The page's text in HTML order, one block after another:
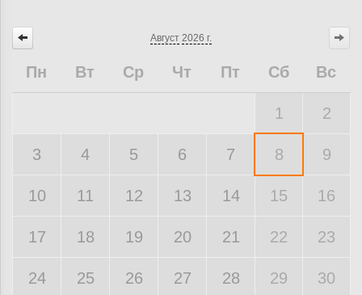
Август 2026 г.
Пн Вт Ср Чт Пт Сб Вс
1 2
3 4 5 6 7 8 9
10 11 12 13 14 15 16
17 18 19 20 21 22 23
24 25 26 27 28 29 30